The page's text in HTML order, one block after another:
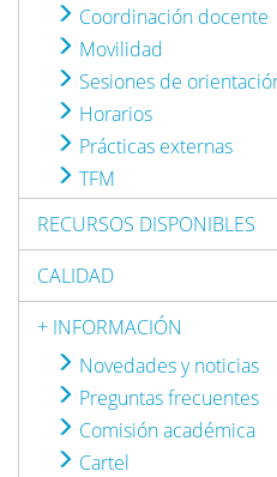
Coordinación docente
Movilidad
Sesiones de
Horarios
Prácticas externas
TFM
RECURSOS DISPONIBLES
CALIDAD
+ INFORMACIÓN
Novedades y noticias
Preguntas frecuentes
Comisión académica
Cartel